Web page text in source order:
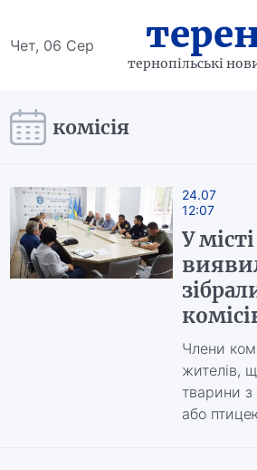
Чет, 06 Сер
тернопільські
комісія
24.07
12:07
У
Члени
жителів,
тварини
або